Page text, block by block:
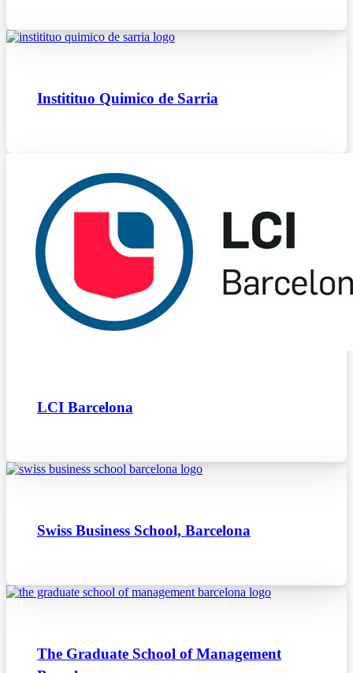
Institituo Quimico de Sarria
LCI Barcelona
Swiss Business School, Barcelona
The Graduate School of Management